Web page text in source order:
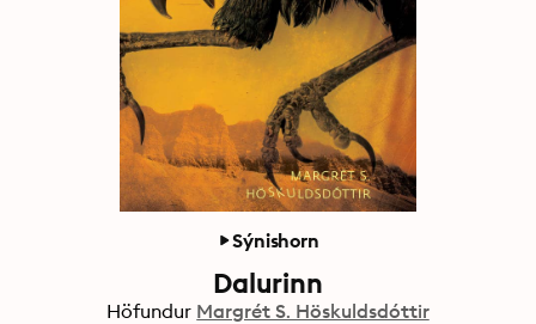
Sýnishorn
Dalurinn
Höfundur Margrét S. Höskuldsdóttir